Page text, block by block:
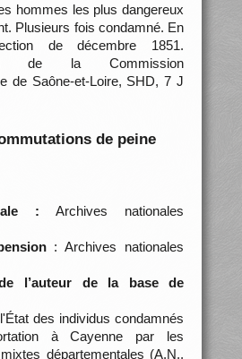
hommes les plus dangereux
Plusieurs fois condamné. En
de décembre 1851.
de la Commission
de Saône-et-Loire, SHD, 7 J
de peine
: Archives nationales
: Archives nationales
l’auteur de la base de
des individus condamnés
à Cayenne par les
départementales (A.N.,